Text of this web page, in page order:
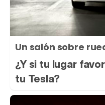
Un salón sobre
¿Y si tu lugar
tu Tesla?